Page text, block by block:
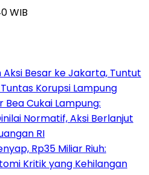
WIB
Aksi Besar ke Jakarta, Tuntut
Korupsi Lampung
Bea Cukai Lampung:
Normatif, Aksi Berlanjut
RI
Rp35 Miliar Riuh:
Kritik yang Kehilangan